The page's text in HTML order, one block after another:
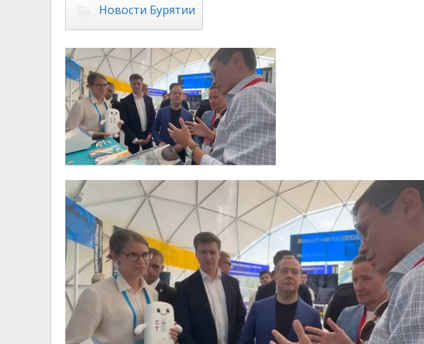
Новости Бурятии